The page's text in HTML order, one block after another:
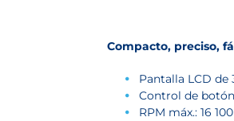
Compacto, preciso,
Pantalla LCD de
Control de
RPM máx.: 16